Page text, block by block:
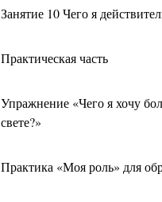
Занятие 10 Чего я
Практическая часть
Упражнение «Чего я хочу
свете?»
Практика «Моя роль» для